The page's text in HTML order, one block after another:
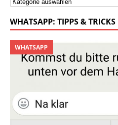
WHATSAPP: TIPPS & TRICKS
WHATSAPP